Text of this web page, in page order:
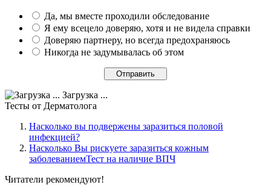
Да, мы вместе проходили обследование
Я ему всецело доверяю, хотя и не видела справки
Доверяю партнеру, но всегда предохраняюсь
Никогда не задумывалась об этом
Загрузка ...
Тесты от Дерматолога
Насколько вы подвержены заразиться половой
инфекцией?
Насколько Вы рискуете заразиться кожным
заболеваниемТест на наличие ВПЧ
Читатели рекомендуют!